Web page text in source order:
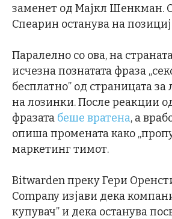
заменет од Мајкл Шенкман.
Спеарин останува на
Паралелно со ова, на
исчезна познатата фраза
бесплатно” од страницата
на лозинки. После реакции
фразата беше вратена, а
опиша промената како
маркетинг тимот.
Bitwarden преку Гери
Company изјави дека
купувач” и дека останува